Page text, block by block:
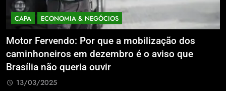
CAPA ECONOMIA & NEGÓCIOS
Motor Fervendo: Por que a mobilização dos
caminhoneiros em dezembro é o aviso que
Brasília não queria ouvir
13/03/2025